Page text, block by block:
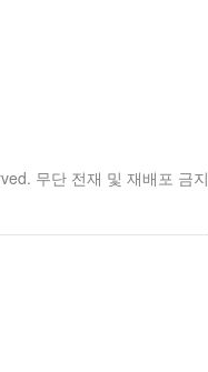
무단 전재 및 재배포 금지